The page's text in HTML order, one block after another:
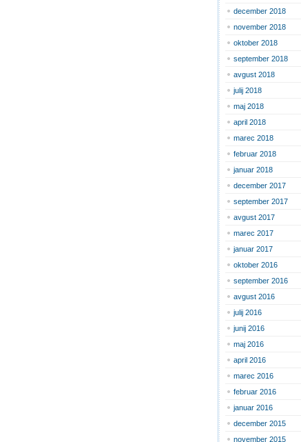
december 2018
november 2018
oktober 2018
september 2018
avgust 2018
julij 2018
maj 2018
april 2018
marec 2018
februar 2018
januar 2018
december 2017
september 2017
avgust 2017
marec 2017
januar 2017
oktober 2016
september 2016
avgust 2016
julij 2016
junij 2016
maj 2016
april 2016
marec 2016
februar 2016
januar 2016
december 2015
november 2015